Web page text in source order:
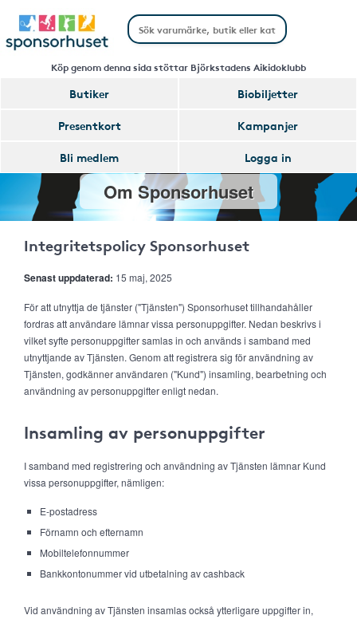
Köp genom denna sida stöttar Björkstadens Aikidoklubb
Butiker
Biobiljetter
Presentkort
Kampanjer
Bli medlem
Logga in
Om Sponsorhuset
Integritetspolicy Sponsorhuset
Senast uppdaterad: 15 maj, 2025
För att utnyttja de tjänster ("Tjänsten") Sponsorhuset tillhandahåller
fordras att användare lämnar vissa personuppgifter. Nedan beskrivs i
vilket syfte personuppgifter samlas in och används i samband med
utnyttjande av Tjänsten. Genom att registrera sig för användning av
Tjänsten, godkänner användaren ("Kund") insamling, bearbetning och
användning av personuppgifter enligt nedan.
Insamling av personuppgifter
I samband med registrering och användning av Tjänsten lämnar Kund
vissa personuppgifter, nämligen:
E-postadress
Förnamn och efternamn
Mobiltelefonnummer
Bankkontonummer vid utbetalning av cashback
Vid användning av Tjänsten insamlas också ytterligare uppgifter in,